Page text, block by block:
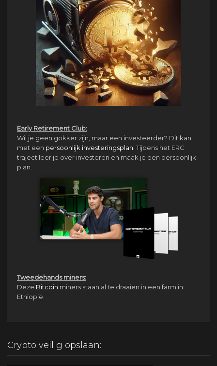
Early Retirement Club:
Wil je geen gokker zijn, maar een investeerder? Dit kan
met een persoonlijk investeringsplan. Tijdens het ERC
traject leer je over investeren en maak je een persoonlijk
plan.
Tweedehands miners:
Deze Bitcoin miners staan al te draaien in een farm in
Ethiopië.
Crypto veilig opslaan: